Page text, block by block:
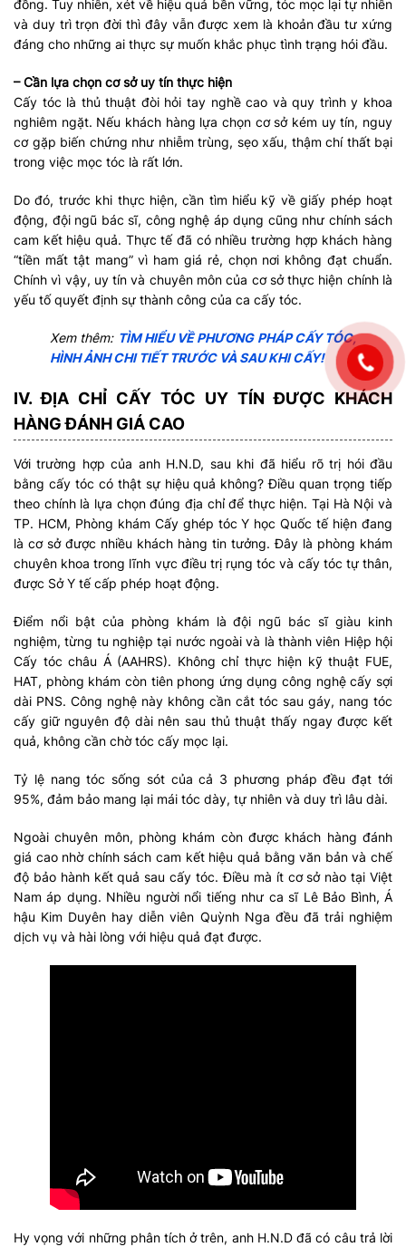
đồng. Tuy nhiên, xét về hiệu quả bền vững, tóc mọc lại tự nhiên
và duy trì trọn đời thì đây vẫn được xem là khoản đầu tư xứng
đáng cho những ai thực sự muốn khắc phục tình trạng hói đầu.
– Cần lựa chọn cơ sở uy tín thực hiện
Cấy tóc là thủ thuật đòi hỏi tay nghề cao và quy trình y khoa
nghiêm ngặt. Nếu khách hàng lựa chọn cơ sở kém uy tín, nguy
cơ gặp biến chứng như nhiễm trùng, sẹo xấu, thậm chí thất bại
trong việc mọc tóc là rất lớn.
Do đó, trước khi thực hiện, cần tìm hiểu kỹ về giấy phép hoạt
động, đội ngũ bác sĩ, công nghệ áp dụng cũng như chính sách
cam kết hiệu quả. Thực tế đã có nhiều trường hợp khách hàng
“tiền mất tật mang” vì ham giá rẻ, chọn nơi không đạt chuẩn.
Chính vì vậy, uy tín và chuyên môn của cơ sở thực hiện chính là
yếu tố quyết định sự thành công của ca cấy tóc.
Xem thêm: TÌM HIỂU VỀ PHƯƠNG PHÁP CẤY TÓC,
HÌNH ẢNH CHI TIẾT TRƯỚC VÀ SAU KHI CẤY!
IV. ĐỊA CHỈ CẤY TÓC UY TÍN ĐƯỢC KHÁCH
HÀNG ĐÁNH GIÁ CAO
Với trường hợp của anh H.N.D, sau khi đã hiểu rõ trị hói đầu
bằng cấy tóc có thật sự hiệu quả không? Điều quan trọng tiếp
theo chính là lựa chọn đúng địa chỉ để thực hiện. Tại Hà Nội và
TP. HCM, Phòng khám Cấy ghép tóc Y học Quốc tế hiện đang
là cơ sở được nhiều khách hàng tin tưởng. Đây là phòng khám
chuyên khoa trong lĩnh vực điều trị rụng tóc và cấy tóc tự thân,
được Sở Y tế cấp phép hoạt động.
Điểm nổi bật của phòng khám là đội ngũ bác sĩ giàu kinh
nghiệm, từng tu nghiệp tại nước ngoài và là thành viên Hiệp hội
Cấy tóc châu Á (AAHRS). Không chỉ thực hiện kỹ thuật FUE,
HAT, phòng khám còn tiên phong ứng dụng công nghệ cấy sợi
dài PNS. Công nghệ này không cần cắt tóc sau gáy, nang tóc
cấy giữ nguyên độ dài nên sau thủ thuật thấy ngay được kết
quả, không cần chờ tóc cấy mọc lại.
Tỷ lệ nang tóc sống sót của cả 3 phương pháp đều đạt tới
95%, đảm bảo mang lại mái tóc dày, tự nhiên và duy trì lâu dài.
Ngoài chuyên môn, phòng khám còn được khách hàng đánh
giá cao nhờ chính sách cam kết hiệu quả bằng văn bản và chế
độ bảo hành kết quả sau cấy tóc. Điều mà ít cơ sở nào tại Việt
Nam áp dụng. Nhiều người nổi tiếng như ca sĩ Lê Bảo Bình, Á
hậu Kim Duyên hay diễn viên Quỳnh Nga đều đã trải nghiệm
dịch vụ và hài lòng với hiệu quả đạt được.
Hy vọng với những phân tích ở trên, anh H.N.D đã có câu trả lời